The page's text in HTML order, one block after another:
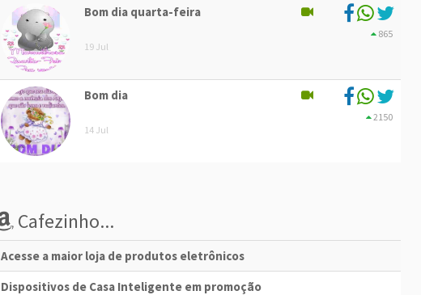
Bom dia quarta-feira
19 Jul
865
Bom dia
14 Jul
2150
Cafezinho...
Acesse a maior loja de produtos eletrônicos
Dispositivos de Casa Inteligente em promoção